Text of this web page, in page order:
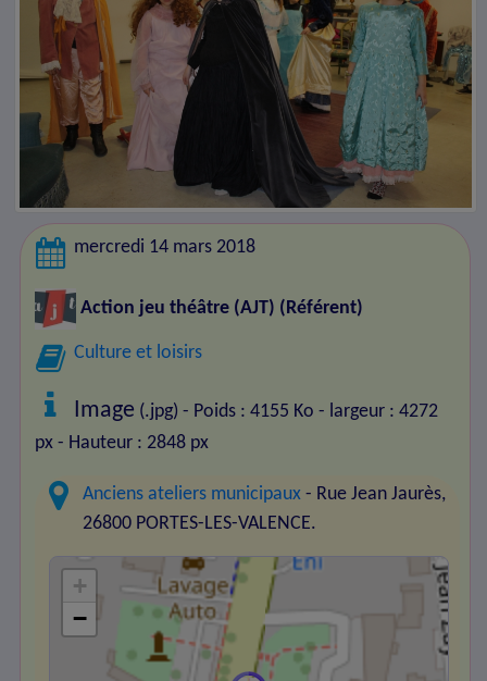
mercredi 14 mars 2018
Action jeu théâtre (AJT) (Référent)
Culture et loisirs
Image (.jpg) - Poids : 4155 Ko - largeur : 4272
px - Hauteur : 2848 px
Anciens ateliers municipaux - Rue Jean Jaurès,
26800 PORTES-LES-VALENCE.
+
−